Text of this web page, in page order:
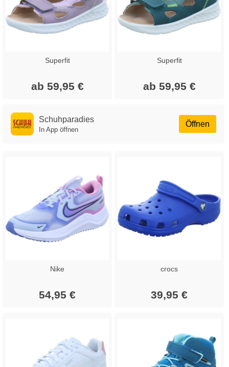
Superfit
ab 59,95 €
Superfit
ab 59,95 €
Öffnen
Schuhparadies
In App öffnen
Nike
54,95 €
crocs
39,95 €